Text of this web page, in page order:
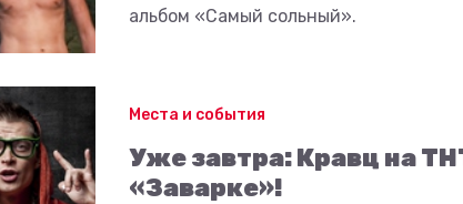
альбом «Самый сольный».
Места и события
Уже завтра: Кравц на
«Заварке»!